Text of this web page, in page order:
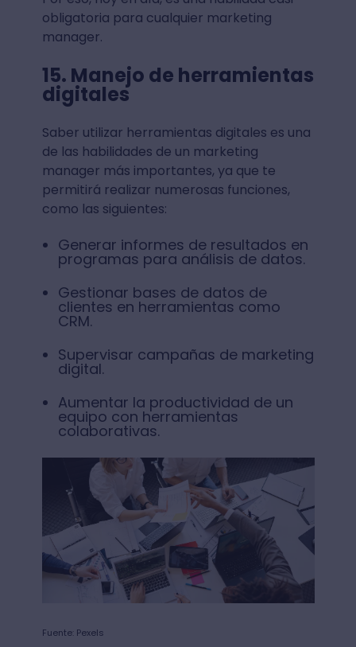
obligatoria para cualquier marketing
manager.
15. Manejo de herramientas
digitales
Saber utilizar herramientas digitales es una
de las habilidades de un marketing
manager más importantes, ya que te
permitirá realizar numerosas funciones,
como las siguientes:
Generar informes de resultados en
programas para análisis de datos.
Gestionar bases de datos de
clientes en herramientas como
CRM.
Supervisar campañas de marketing
digital.
Aumentar la productividad de un
equipo con herramientas
colaborativas.
Fuente: Pexels